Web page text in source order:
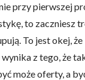
przy pierwszej
to zaczniesz
To jest okej,
z tego, że
może oferty, a
korzystasz z
te informacje z